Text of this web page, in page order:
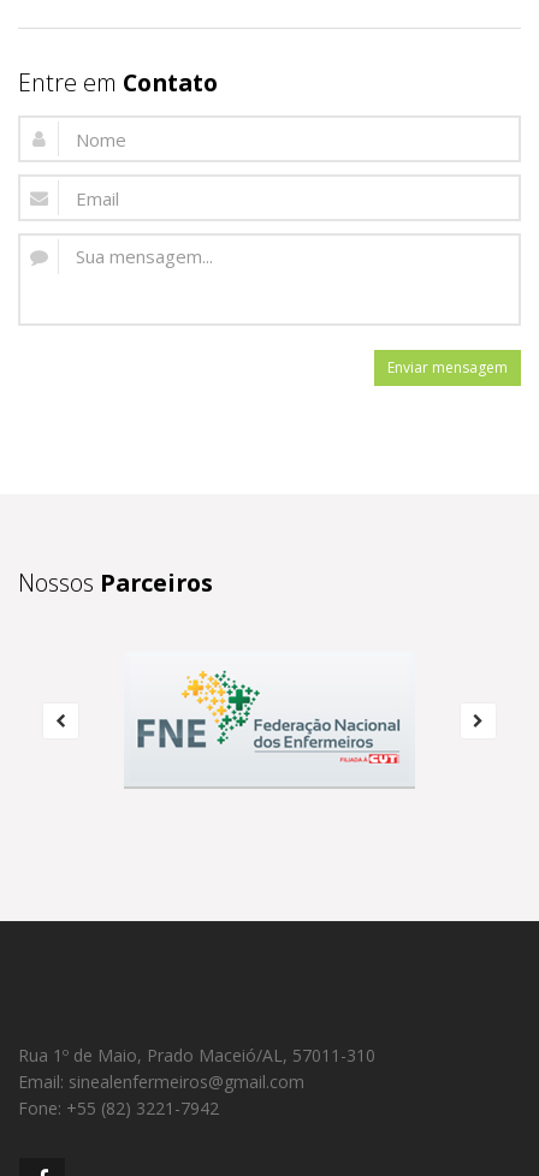
Entre em Contato
Enviar mensagem
Nossos Parceiros
Rua 1º de Maio, Prado Maceió/AL, 57011-310
Email: sinealenfermeiros@gmail.com
Fone: +55 (82) 3221-7942